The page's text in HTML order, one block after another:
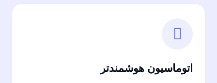
اتوماسیون هوشمندتر